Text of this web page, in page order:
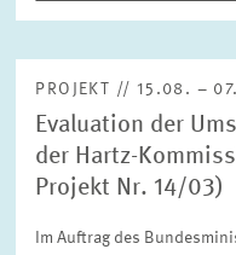
PROJEKT // 15.08. –
Evaluation der
der Hartz-
Projekt Nr. 14/03)
Im Auftrag des